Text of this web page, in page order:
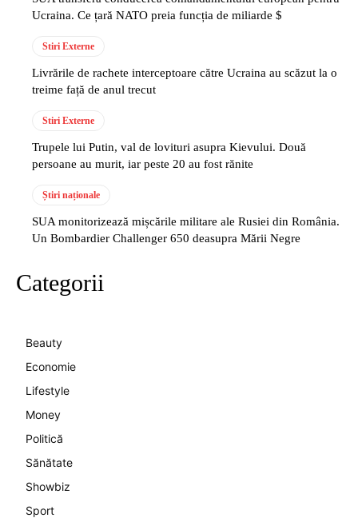
Ucraina. Ce țară NATO preia funcția de miliarde $
Stiri Externe
Livrările de rachete interceptoare către Ucraina au scăzut la o
treime față de anul trecut
Stiri Externe
Trupele lui Putin, val de lovituri asupra Kievului. Două
persoane au murit, iar peste 20 au fost rănite
Știri naționale
SUA monitorizează mișcările militare ale Rusiei din România.
Un Bombardier Challenger 650 deasupra Mării Negre
Categorii
Beauty
Economie
Lifestyle
Money
Politică
Sănătate
Showbiz
Sport